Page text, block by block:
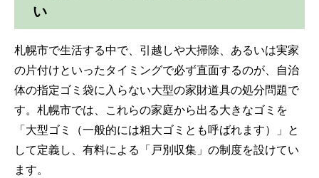
い
札幌市で生活する中で、引越しや大掃除、あるいは実家
の片付けといったタイミングで必ず直面するのが、自治
体の指定ゴミ袋に入らない大型の家財道具の処分問題で
す。札幌市では、これらの家庭から出る大きなゴミを
「大型ゴミ（一般的には粗大ゴミとも呼ばれます）」と
して定義し、有料による「戸別収集」の制度を設けてい
ます。